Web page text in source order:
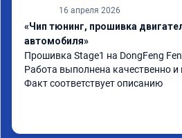
16 апреля 2026
«Чип тюнинг, прошивка
автомобиля»
Прошивка Stage1 на DongFeng
Работа выполнена качественно и
Факт соответствует описанию